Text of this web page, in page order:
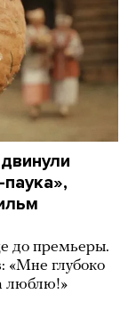
до премьеры.
«Мне глубоко
люблю!»